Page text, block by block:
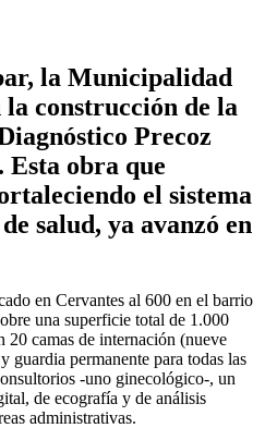
la Municipalidad
la construcción de la
Precoz
obra que
el sistema
salud, ya avanzó en
en Cervantes al 600 en el barrio
una superficie total de 1.000
20 camas de internación (nueve
guardia permanente para todas las
-uno ginecológico-, un
de ecografía y de análisis
administrativas.